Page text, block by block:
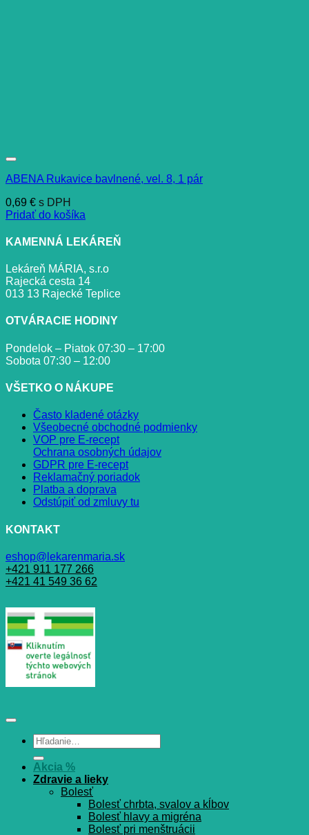
ABENA Rukavice bavlnené, vel. 8, 1 pár
0,69 € s DPH
Pridať do košíka
KAMENNÁ LEKÁREŇ
Lekáreň MÁRIA, s.r.o
Rajecká cesta 14
013 13 Rajecké Teplice
OTVÁRACIE HODINY
Pondelok – Piatok 07:30 – 17:00
Sobota 07:30 – 12:00
VŠETKO O NÁKUPE
Často kladené otázky
Všeobecné obchodné podmienky
VOP pre E-recept
Ochrana osobných údajov
GDPR pre E-recept
Reklamačný poriadok
Platba a doprava
Odstúpiť od zmluvy tu
KONTAKT
eshop@lekarenmaria.sk
+421 911 177 266
+421 41 549 36 62
Hľadať:
Akcia %
Zdravie a lieky
Bolesť
Bolesť chrbta, svalov a kĺbov
Bolesť hlavy a migréna
Bolesť pri menštruácii